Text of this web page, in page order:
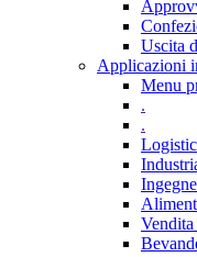
Uscita
Applicazioni
Menu
.
.